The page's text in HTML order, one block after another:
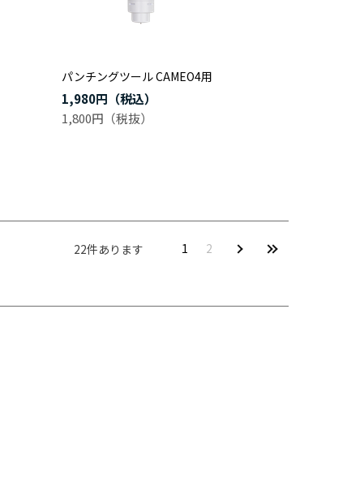
パンチングツール CAMEO4用
1,980円
1,800円
22件あります 1 2